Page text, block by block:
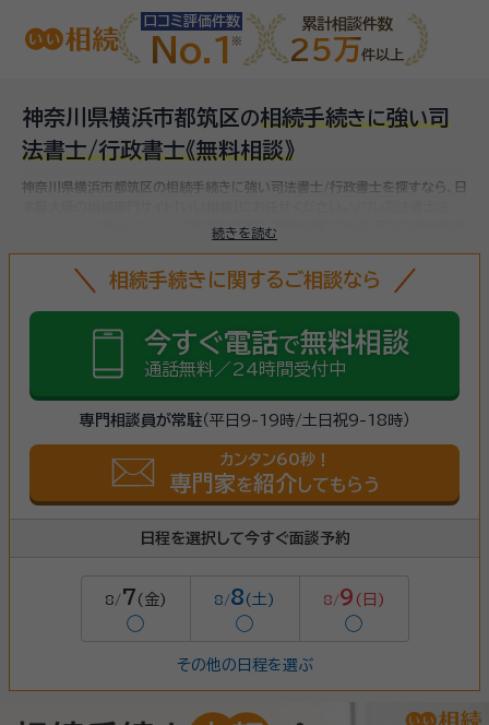
口コミ評価件数
No.1
累計相談件数
25万件以上
神奈川県横浜市都筑区の相続手続き に強い司
法書士/行政書士《無料相談》
続きを読む
神奈川県横浜市都筑区の相続手続きに強い司法書士/行政書士を探すなら、日
横浜市都筑区(神奈川県)で対応可能な相続手続
（故人）の財産を引き継ぐために必要な手続きです。相続人・相続財産の確認、
遺言書の確認、遺産分割協議、相続財産の名義変更、相続税の申告・納税（相続
相続手続きに関するご相談なら
今すぐ電話で無料相談
通話無料／24時間受付中
専門相談員が常駐（平日9-19時/土日祝9-18時）
カンタン60秒！
専門家を紹介 してもらう
日程を選択して今すぐ面談予約
8/7 (金)
◯
8/8(土)
◯
8/9 (日)
◯
その他の日程を選ぶ